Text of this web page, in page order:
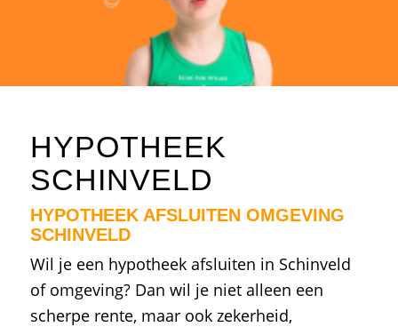
HYPOTHEEK
SCHINVELD
HYPOTHEEK AFSLUITEN OMGEVING
SCHINVELD
Wil je een hypotheek afsluiten in Schinveld
of omgeving? Dan wil je niet alleen een
scherpe rente, maar ook zekerheid,